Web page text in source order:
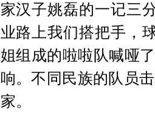
家汉子姚磊的一记三
业路上我们搭把手，
姐组成的啦啦队喊哑
响。不同民族的队员
家。